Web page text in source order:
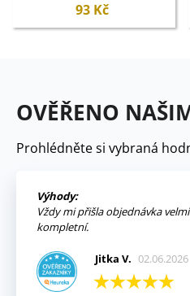
93 Kč
OVĚŘENO
Prohlédněte si vybraná
Výhody:
Vždy mi přišla objednávka
kompletní.
Jitka V. 02.06.2026